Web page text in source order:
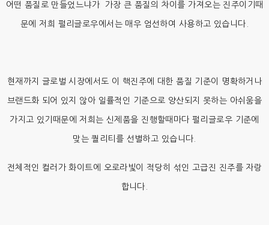
어떤 품질로 만들었느냐가 가장 큰 품질의 차이를 가져오는 진주이기때
문에 저희 펄리글로우에서는 매우 엄선하여 사용하고 있습니다.
현재까지 글로벌 시장에서도 이 핵진주에 대한 품질 기준이 명확하거나
브랜드화 되어 있지 않아 일률적인 기준으로 양산되지 못하는 아쉬움을
가지고 있기때문에 저희는 신제품을 진행할때마다 펄리글로우 기준에
맞는 퀄리티를 선별하고 있습니다.
전체적인 컬러가 화이트에 오로라빛이 적당히 섞인 고급진 진주를 자랑
합니다.